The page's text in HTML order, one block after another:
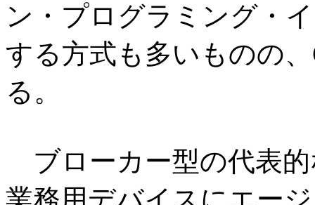
ン・プログラミング・
する方式も多いものの
る。
ブローカー型の代表的